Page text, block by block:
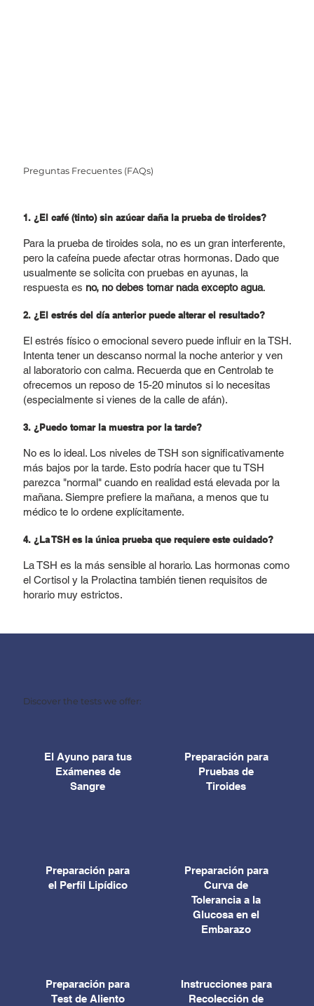
Preguntas Frecuentes (FAQs)
1. ¿El café (tinto) sin azúcar daña la prueba de tiroides?
Para la prueba de tiroides sola, no es un gran interferente,
pero la cafeína puede afectar otras hormonas. Dado que
usualmente se solicita con pruebas en ayunas, la
respuesta es no, no debes tomar nada excepto agua.
2. ¿El estrés del día anterior puede alterar el resultado?
El estrés físico o emocional severo puede influir en la TSH.
Intenta tener un descanso normal la noche anterior y ven
al laboratorio con calma. Recuerda que en Centrolab te
ofrecemos un reposo de 15-20 minutos si lo necesitas
(especialmente si vienes de la calle de afán).
3. ¿Puedo tomar la muestra por la tarde?
No es lo ideal. Los niveles de TSH son significativamente
más bajos por la tarde. Esto podría hacer que tu TSH
parezca "normal" cuando en realidad está elevada por la
mañana. Siempre prefiere la mañana, a menos que tu
médico te lo ordene explícitamente.
4. ¿La TSH es la única prueba que requiere este cuidado?
La TSH es la más sensible al horario. Las hormonas como
el Cortisoly la Prolactinatambién tienen requisitos de
horario muy estrictos.
Discover the tests we offer:
El Ayuno para tus
Exámenes de
Sangre
Preparación para
Pruebas de
Tiroides
Preparación para
el Perfil Lipídico
Preparación para
Curva de
Tolerancia a la
Glucosa en el
Embarazo
Preparación para
Test de Aliento
Instrucciones para
Recolección de